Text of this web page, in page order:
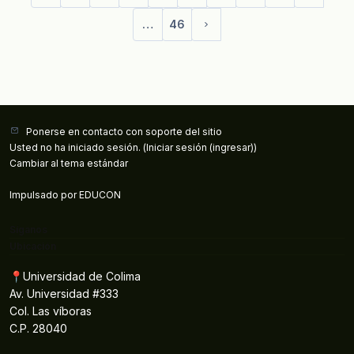
… 46
Página siguiente
Ponerse en contacto con soporte del sitio
Usted no ha iniciado sesión. (Iniciar sesión (ingresar))
Cambiar al tema estándar
Impulsado porEDUCON
📍Universidad de Colima
Av. Universidad #333
Col. Las víboras
C.P. 28040